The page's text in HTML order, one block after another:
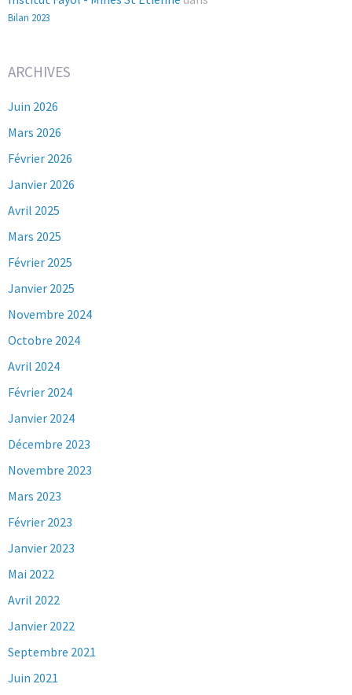
Bilan 2023
ARCHIVES
Juin 2026
Mars 2026
Février 2026
Janvier 2026
Avril 2025
Mars 2025
Février 2025
Janvier 2025
Novembre 2024
Octobre 2024
Avril 2024
Février 2024
Janvier 2024
Décembre 2023
Novembre 2023
Mars 2023
Février 2023
Janvier 2023
Mai 2022
Avril 2022
Janvier 2022
Septembre 2021
Juin 2021